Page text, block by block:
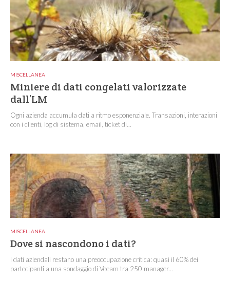
MISCELLANEA
Miniere di dati congelati valorizzate
dall’LM
Ogni azienda accumula dati a ritmo esponenziale. Transazioni, interazioni
con i clienti, log di sistema, email, ticket di...
MISCELLANEA
Dove si nascondono i dati?
I dati aziendali restano una preoccupazione critica: quasi il 60% dei
partecipanti a una sondaggio di Veeam tra 250 manager...